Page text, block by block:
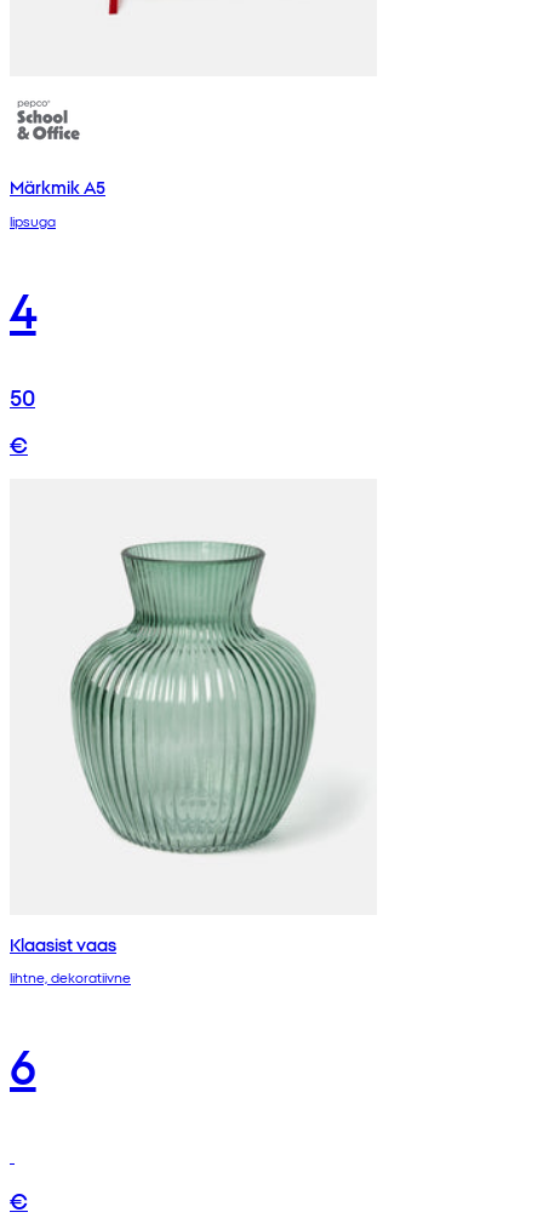
Märkmik A5
lipsuga
4
50
€
Klaasist vaas
lihtne, dekoratiivne
6
€